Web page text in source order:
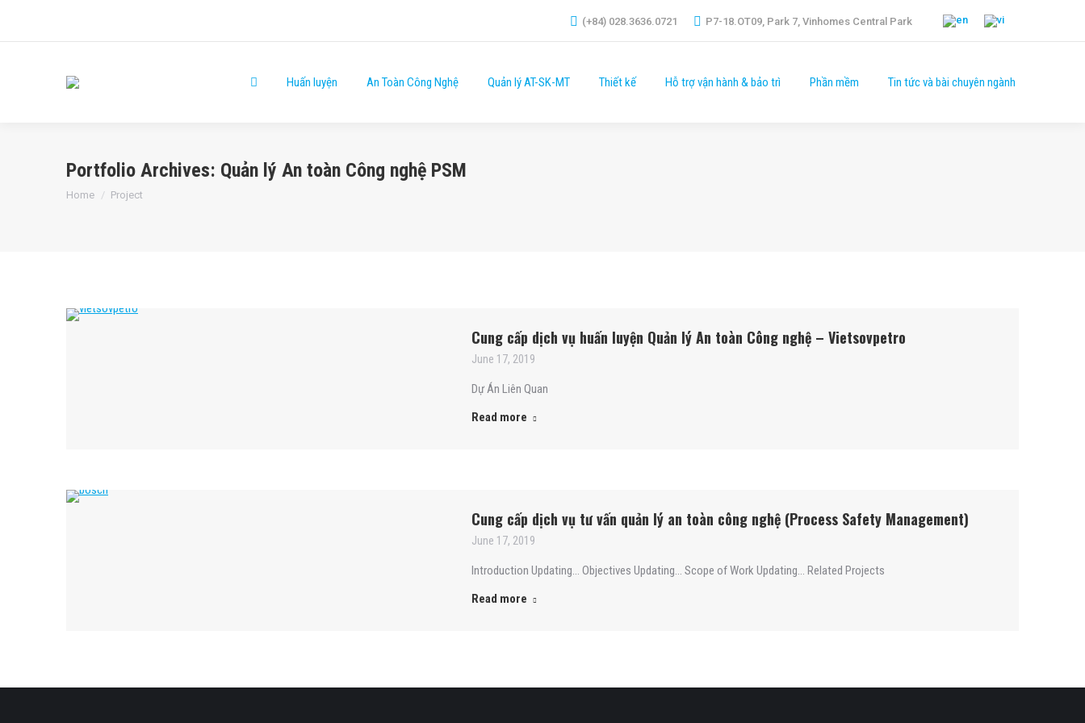
(+84) 028.3636.0721 P7-18.OT09, Park 7, Vinhomes Central Park
Huấn luyện An Toàn Công Nghệ Quản lý AT-SK-MT Thiết kế Hỗ trợ vận hành & bảo trì Phần mềm Tin tức và bài chuyên ngành
Portfolio Archives: Quản lý An toàn Công nghệ PSM
You are here:
Home Project
Cung cấp dịch vụ huấn luyện Quản lý An toàn Công nghệ – Vietsovpetro
June 17, 2019
Dự Án Liên Quan
Read more
Cung cấp dịch vụ tư vấn quản lý an toàn công nghệ (Process Safety Management)
June 17, 2019
Introduction Updating… Objectives Updating… Scope of Work Updating… Related Projects
Read more